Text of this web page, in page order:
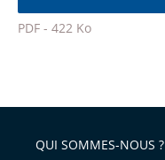
l'article
pour
PDF - 422 Ko
l'article
QUI SOMMES-NOUS ?